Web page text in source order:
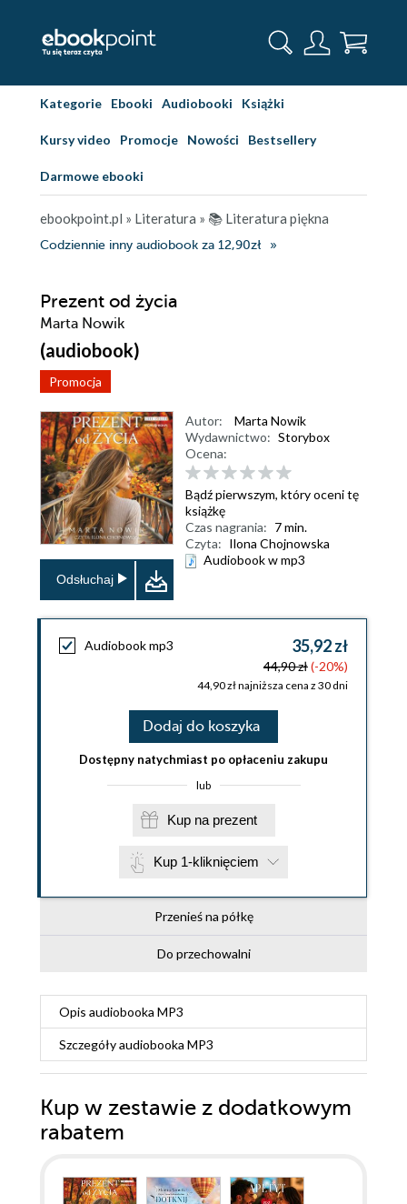
Kategorie Ebooki Audiobooki Książki
Kursy video Promocje Nowości Bestsellery
Darmowe ebooki
ebookpoint.pl » Literatura » 📚 Literatura piękna
Codziennie inny audiobook za 12,90zł
Prezent od życia
Marta Nowik
(audiobook)
Promocja
Odsłuchaj
Autor:
Marta Nowik
Wydawnictwo: Storybox
Ocena:
Bądź pierwszym, który oceni tę
książkę
Czas nagrania: 7 min.
Czyta: Ilona Chojnowska
Audiobook w mp3
Audiobook mp3 35,92 zł
44,90 zł(-20%)
44,90 zł najniższa cena z 30 dni
Dodaj do koszyka
Dostępny natychmiast po opłaceniu zakupu
lub
Kup na prezent
Kup 1-kliknięciem
Przenieś na półkę
Do przechowalni
Opis audiobooka MP3
Szczegółyaudiobooka MP3
Kup w zestawie z dodatkowym
rabatem